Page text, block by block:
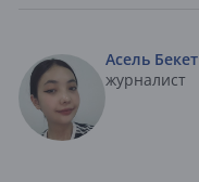
Асель Бекет
журналист